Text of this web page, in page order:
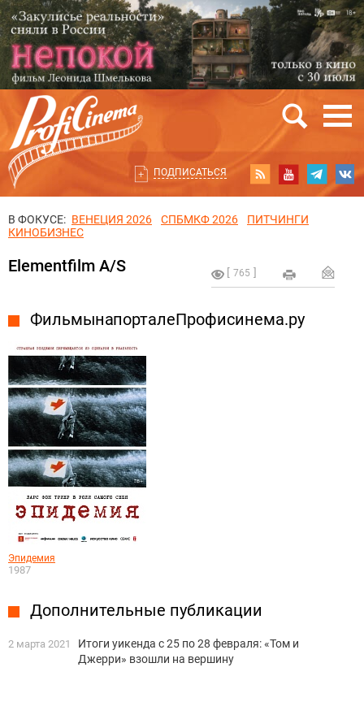
ПОДПИСАТЬСЯ
В ФОКУСЕ: ВЕНЕЦИЯ 2026 СПБМКФ 2026
ПИТЧИНГИ
КИНОБИЗНЕС
765
Elementfilm A/S
Фильмы на портале Профисинема.ру
Эпидемия
1987
Дополнительные публикации
2 марта 2021
Итоги уикенда с 25 по 28 февраля: «Том и
Джерри» взошли на вершину